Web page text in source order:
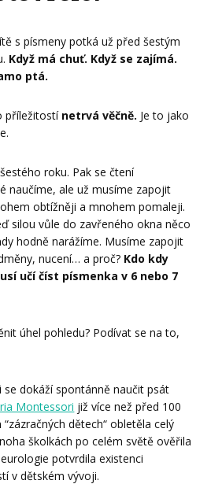
s písmeny potká už před šestým
Když má chuť. Když se zajímá.
ptá.
příležitostí netrvá věčně. Je to jako
roku. Pak se čtení
naučíme, ale už musíme zapojit
obtížněji a mnohem pomaleji.
silou vůle do zavřeného okna něco
hodně narážíme. Musíme zapojit
nucení… a proč? Kdo kdy
učí číst písmenka v 6 nebo 7
úhel pohledu? Podívat se na to,
dokáží spontánně naučit psát
Montessori již více než před 100
dětech“ obletěla celý
školkách po celém světě ověřila
potvrdila existenci
v dětském vývoji.